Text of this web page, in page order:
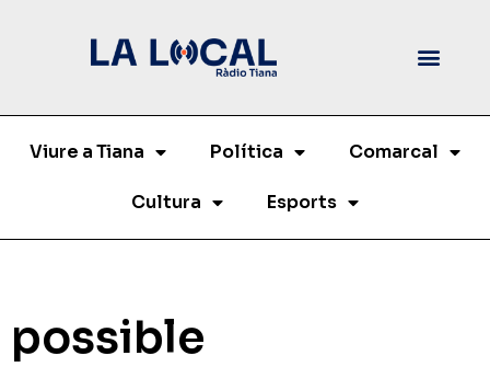
Viure a Tiana Política Comarcal
Cultura Esports
possible